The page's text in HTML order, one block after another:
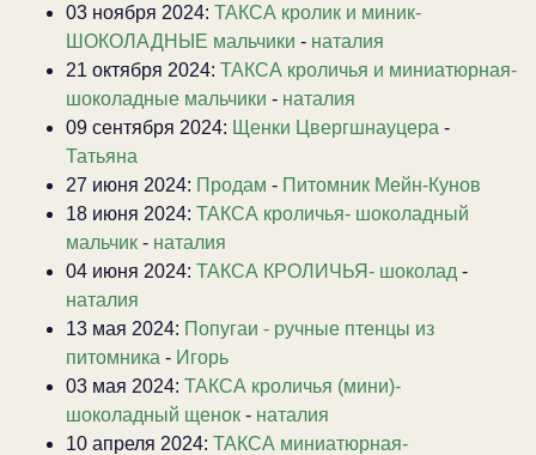
03 ноября 2024: ТАКСА кролик и миник-
ШОКОЛАДНЫЕ мальчики - наталия
21 октября 2024: ТАКСА кроличья и миниатюрная-
шоколадные мальчики - наталия
09 сентября 2024: Щенки Цвергшнауцера -
Татьяна
27 июня 2024: Продам - Питомник Мейн-Кунов
18 июня 2024: ТАКСА кроличья- шоколадный
мальчик - наталия
04 июня 2024: ТАКСА КРОЛИЧЬЯ- шоколад -
наталия
13 мая 2024: Попугаи - ручные птенцы из
питомника - Игорь
03 мая 2024: ТАКСА кроличья (мини)-
шоколадный щенок - наталия
10 апреля 2024: ТАКСА миниатюрная-